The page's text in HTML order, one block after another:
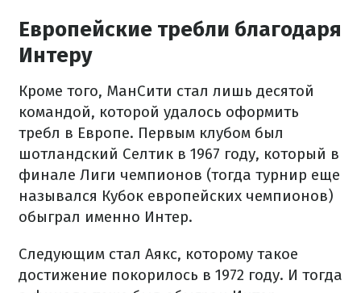
Европейские требли благодаря
Интеру
Кроме того, МанСити стал лишь десятой
командой, которой удалось оформить
требл в Европе. Первым клубом был
шотландский Селтик в 1967 году, который в
финале Лиги чемпионов (тогда турнир еще
назывался Кубок европейских чемпионов)
обыграл именно Интер.
Следующим стал Аякс, которому такое
достижение покорилось в 1972 году. И тогда